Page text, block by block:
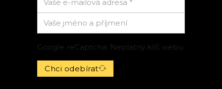
Google reCaptcha: Neplatný klíč webu.
Chci odebírat